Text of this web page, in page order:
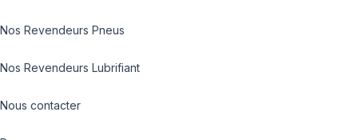
Nos Revendeurs Pneus
Nos Revendeurs Lubrifiant
Nous contacter